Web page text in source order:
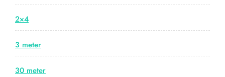
2×4
3 meter
30 meter